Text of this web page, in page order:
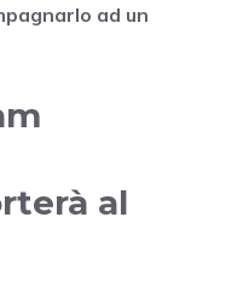
ad un
al